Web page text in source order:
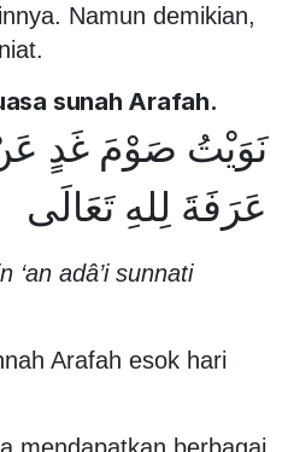
Namun demikian,
sunah Arafah.
نَوَيْتُ صَوْمَ غَدٍ
عَرَفَةَ لِلهِ تَعَالَى
‘an adâ’i sunnati
Arafah esok hari